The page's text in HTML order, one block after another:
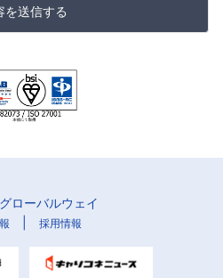
を送信する
ローバルウェイ
採用情報